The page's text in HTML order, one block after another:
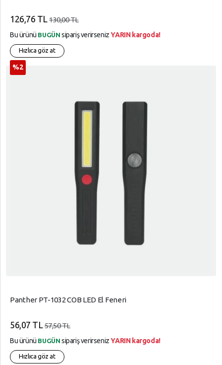
126,76 TL 130,00 TL
Bu ürünü BUGÜN sipariş verirsenizYARIN kargoda!
Hızlıca göz at
Panther PT-1032 COB LED El Feneri
%2
56,07 TL57,50 TL
Bu ürünü BUGÜN sipariş verirsenizYARIN kargoda!
Hızlıca göz at